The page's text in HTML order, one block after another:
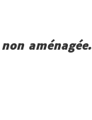
aménagée.